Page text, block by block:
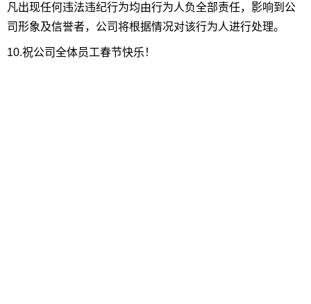
凡出现任何违法违纪行为均由行为人负全部责任，影响到公
司形象及信誉者，公司将根据情况对该行为人进行处理。
10.祝公司全体员工春节快乐！